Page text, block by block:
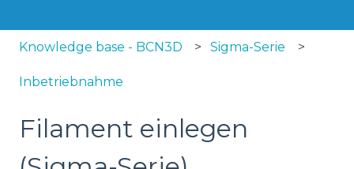
Knowledge base - BCN3D Sigma-Serie
Inbetriebnahme
Filament einlegen